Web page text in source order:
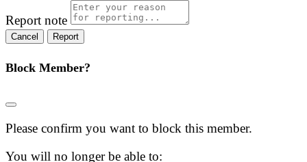
Report note
Report
Block Member?
Please confirm you want to block this member.
You will no longer be able to: